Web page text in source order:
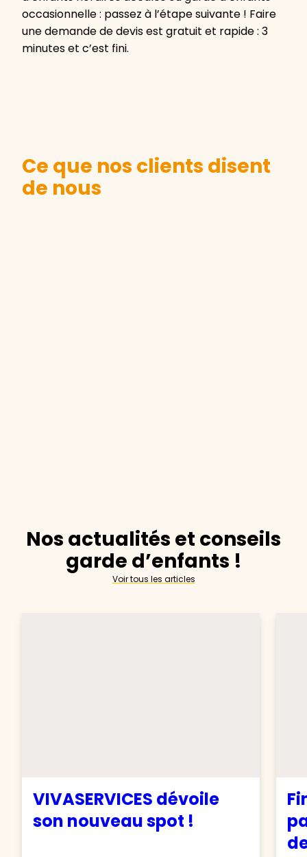
occasionnelle : passez à l’étape suivante ! Faire
une demande de devis est gratuit et rapide : 3
minutes et c’est fini.
Ce que nos clients disent
de nous
Nos actualités et conseils
garde d’enfants !
Voir tous les articles
VIVASERVICES dévoile
son nouveau spot !